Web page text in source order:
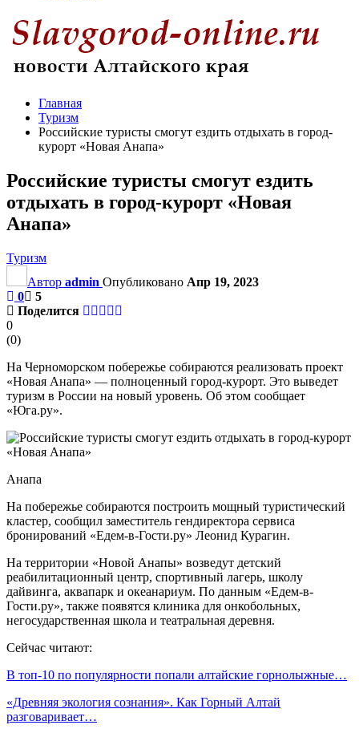
Главная
Туризм
Российские туристы смогут ездить отдыхать в город-
курорт «Новая Анапа»
Российские туристы смогут ездить
отдыхать в город-курорт «Новая
Анапа»
Туризм
Автор admin Опубликовано Апр 19, 2023
0
5
Поделится
0
(0)
На Черноморском побережье собираются реализовать проект
«Новая Анапа» — полноценный город-курорт. Это выведет
туризм в России на новый уровень. Об этом сообщает
«Юга.ру».
Анапа
На побережье собираются построить мощный туристический
кластер, сообщил заместитель гендиректора сервиса
бронирований «Едем-в-Гости.ру» Леонид Курагин.
На территории «Новой Анапы» возведут детский
реабилитационный центр, спортивный лагерь, школу
дайвинга, аквапарк и океанариум. По данным «Едем-в-
Гости.ру», также появятся клиника для онкобольных,
негосударственная школа и театральная деревня.
Сейчас читают:
В топ-10 по популярности попали алтайские горнолыжные…
«Древняя экология сознания». Как Горный Алтай
разговаривает…